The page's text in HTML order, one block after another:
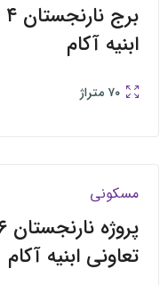
برج
آکام
پیش فروش
ابنیه آکام